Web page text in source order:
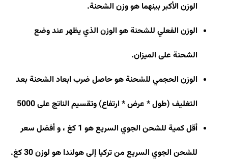
الوزن الأكبر بينهما هو وزن الشحنة.
الوزن الفعلي للشحنة هو الوزن الذي يظهر عند وضع
الشحنة على الميزان.
الوزن الحجمي للشحنة هو حاصل ضرب ابعاد الشحنة بعد
التغليف (طول * عرض * ارتفاع) وتقسيم الناتج على 5000
أقل كمية للشحن الجوي السريع هو 1 كغ ، و أفضل سعر
للشحن الجوي السريع من تركيا إلى هولندا هو لوزن 30 كغ
.